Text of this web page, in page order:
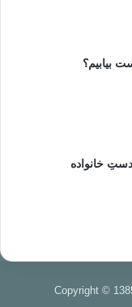
بیابیم؟
خانواده
Copyright ©